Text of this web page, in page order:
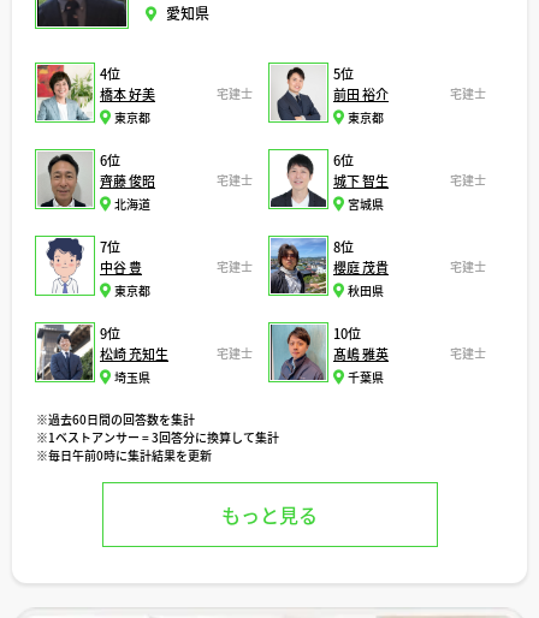
愛知県
4位
橋本 好美
宅建士
東京都
5位
前田 裕介
宅建士
東京都
6位
齊藤 俊昭
宅建士
北海道
6位
城下 智生
宅建士
宮城県
7位
中谷 豊
宅建士
東京都
8位
櫻庭 茂貴
宅建士
秋田県
9位
松崎 充知生
宅建士
埼玉県
10位
髙嶋 雅英
宅建士
千葉県
※過去60日間の回答数を集計
※1ベストアンサー = 3回答分に換算して集計
※毎日午前0時に集計結果を更新
もっと見る